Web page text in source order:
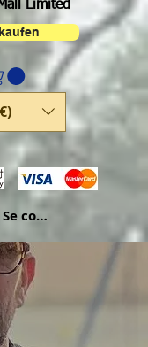
Limited
Se connecter